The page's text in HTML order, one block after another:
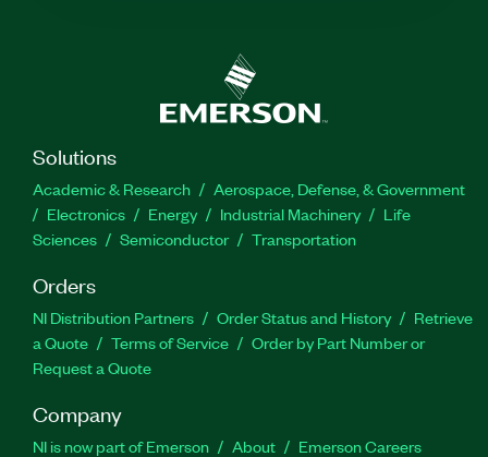
Solutions
Academic & Research
Aerospace, Defense, & Government
Electronics
Energy Industrial Machinery
Life
Sciences
Semiconductor Transportation
Orders
NI Distribution Partners Order Status and History
Retrieve
a Quote
Terms of Service
Order by Part Number or
Request a Quote
Company
NI is now part of Emerson About Emerson Careers